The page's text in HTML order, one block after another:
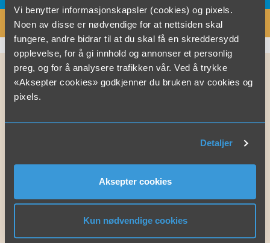
Vi benytter informasjonskapsler (cookies) og pixels.
Noen av disse er nødvendige for at nettsiden skal
fungere, andre bidrar til at du skal få en skreddersydd
opplevelse, for å gi innhold og annonser et personlig
preg, og for å analysere trafikken vår. Ved å trykke
«Aksepter cookies» godkjenner du bruken av cookies og
pixels.
Detaljer
Aksepter cookies
Kun nødvendige cookies
SEND FORESPØRSEL
Aktuelle tjenester
Ekstremvær og oversvømmelse
Recycling (spylebil med vanngjenvinning)
Rengjøring av varmevekslere